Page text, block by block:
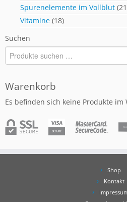
Spurenelemente im Vollblut
Vitamine (18)
Suchen
Warenkorb
Es befinden sich keine Produkte im
Shop
Kontakt